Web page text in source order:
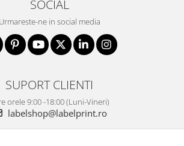
SOCIAL
Urmareste-ne in social media
SUPORT CLIENTI
orele 9:00 -18:00 (Luni-Vineri)
labelshop@labelprint.ro